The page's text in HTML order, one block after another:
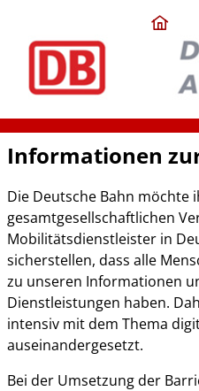
Informationen
Die Deutsche Bahn möchte
gesamtgesellschaftlichen
Mobilitätsdienstleister in
sicherstellen, dass alle
zu unseren Informationen
Dienstleistungen haben.
intensiv mit dem Thema
auseinandergesetzt.
Bei der Umsetzung der